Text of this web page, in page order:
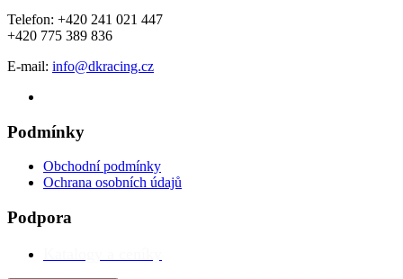
Telefon: +420 241 021 447
+420 775 389 836
E-mail: info@dkracing.cz
Podmínky
Obchodní podmínky
Ochrana osobních údajů
Podpora